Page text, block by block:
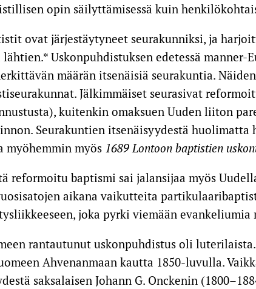
opin säilyttämisessä kuin
ovat järjestäytyneet seurakunniksi, ja
Uskonpuhdistuksen edetessä
määrän itsenäisiä seurakuntia.
Jälkimmäiset seurasivat
kuitenkin omaksuen Uuden liiton
Seurakuntien itsenäisyydestä
myöhemmin myös 1689 Lontoon baptistien
reformoitu baptismi sai jalansijaa myös
aikana vaikutteita
joka pyrki viemään
rantautunut uskonpuhdistus oli
Ahvenanmaan kautta 1850-luvulla.
saksalaisen Johann G. Onckenin